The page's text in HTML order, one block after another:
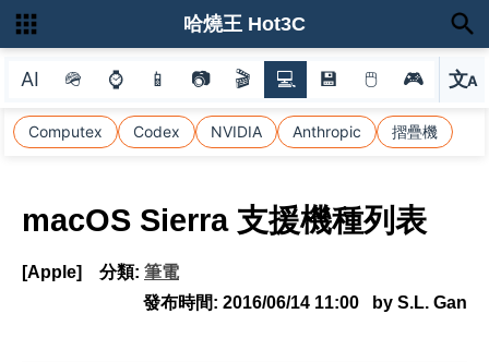
AI 🪖 ⌚ 📱 📷 🎬 💻 💾 🖱 🎮 文A
選
Computex Codex NVIDIA Anthropic 摺疊機
哈燒王 Hot3C
macOS Sierra 支援機種列表
[Apple] 分類: 筆電
發布時間: 2016/06/14 11:00 by S.L. Gan